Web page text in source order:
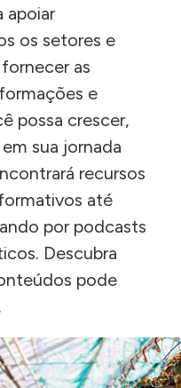
apoiar
os setores e
as
e
possa crescer,
sua jornada
recursos
até
por podcasts
Descubra
pode